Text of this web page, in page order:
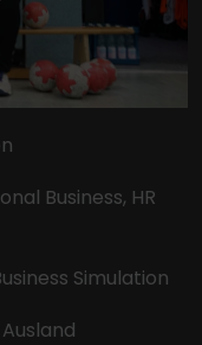
Business, HR
Simulation